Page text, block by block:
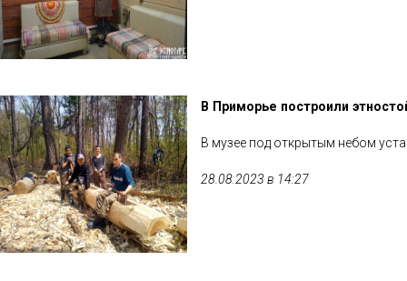
В Приморье построили
В музее под открытым небом
28.08.2023 в 14:27